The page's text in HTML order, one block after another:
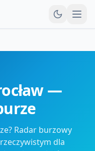
—
Radar burzowy
dla